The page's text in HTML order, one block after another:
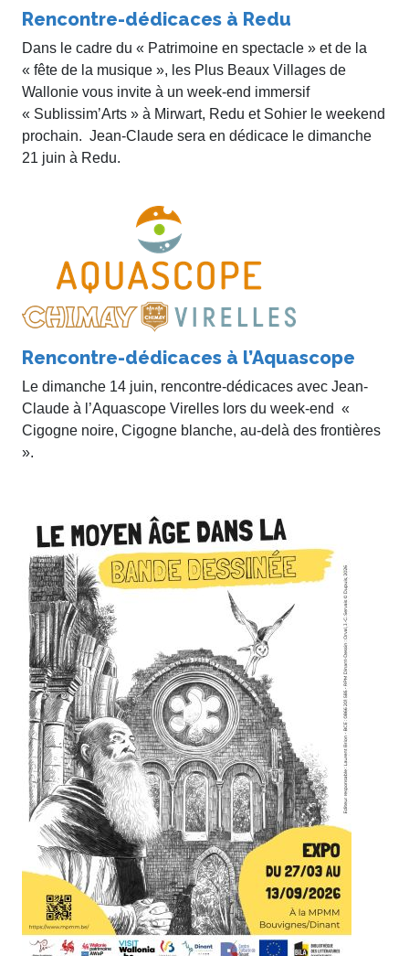
Rencontre-dédicaces à Redu
Dans le cadre du « Patrimoine en spectacle » et de la
« fête de la musique », les Plus Beaux Villages de
Wallonie vous invite à un week-end immersif
« Sublissim’Arts » à Mirwart, Redu et Sohier le weekend
prochain. Jean-Claude sera en dédicace le dimanche
21 juin à Redu.
Rencontre-dédicaces à l’Aquascope
Le dimanche 14 juin, rencontre-dédicaces avec Jean-
Claude à l’Aquascope Virelles lors du week-end «
Cigogne noire, Cigogne blanche, au-delà des frontières
».